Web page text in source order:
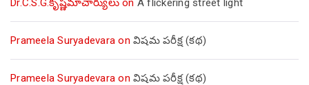
Prameela Suryadevara on విషమ పరీక్ష (క‌థ‌)
Prameela Suryadevara on విషమ పరీక్ష (క‌థ‌)